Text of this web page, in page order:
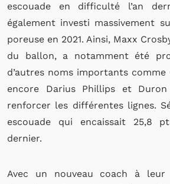
escouade en difficulté l’an
également investi massivement
poreuse en 2021. Ainsi, Maxx
du ballon, a notamment été
d’autres noms importants comme
encore Darius Phillips et
renforcer les différentes lignes.
escouade qui encaissait 25,8
dernier.
Avec un nouveau coach à leur